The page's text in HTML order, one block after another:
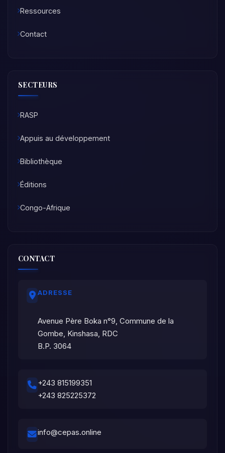
Ressources
Contact
SECTEURS
RASP
Appuis au développement
Bibliothèque
Éditions
Congo-Afrique
CONTACT
ADRESSE
Avenue Père Boka n°9, Commune de la
Gombe, Kinshasa, RDC
B.P. 3064
+243 815199351
+243 825225372
info@cepas.online